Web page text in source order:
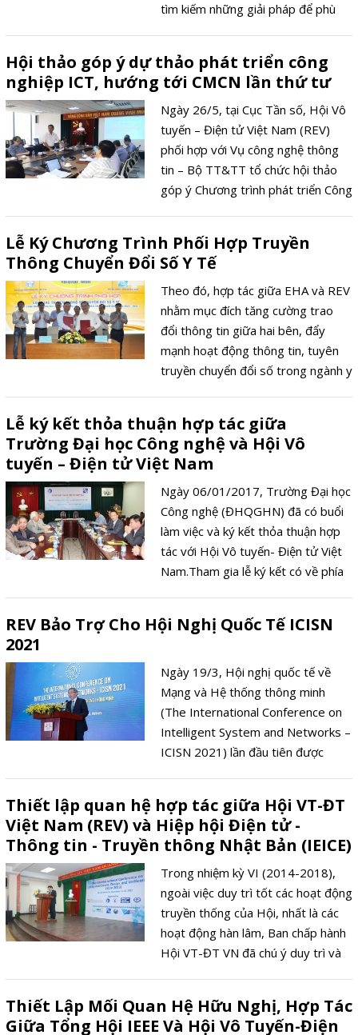
dựa trên sự thấu hiểu và những thế
cầu.
tìm kiếm những giải pháp để phù
lực đảm bảo được các yêu cầu của
thời đại.
Hội thảo góp ý dự thảo phát triển công
nghiệp ICT, hướng tới CMCN lần thứ tư
Ngày 26/5, tại Cục Tần số, Hội Vô
tuyến – Điện tử Việt Nam (REV)
phối hợp với Vụ công nghệ thông
tin – Bộ TT&TT tổ chức hội thảo
góp ý Chương trình phát triển Công
năm 2030, hướng tới cuộc cách
mạng công nghiệp lần thứ tư
(CMCN4).
Lễ Ký Chương Trình Phối Hợp Truyền
Thông Chuyển Đổi Số Y Tế
Theo đó, hợp tác giữa EHA và REV
nhằm mục đích tăng cường trao
đổi thông tin giữa hai bên, đẩy
mạnh hoạt động thông tin, tuyên
truyền chuyển đổi số trong ngành y
chức, viên chức và người lao động
trong toàn ngành y tế về vai trò, ý
nghĩa, lợi ích và các nội dung cơ bản
của chương trình chuyển đổi số y
tế.
Lễ ký kết thỏa thuận hợp tác giữa
Trường Đại học Công nghệ và Hội Vô
tuyến – Điện tử Việt Nam
Ngày 06/01/2017, Trường Đại học
Công nghệ (ĐHQGHN) đã có buổi
làm việc và ký kết thỏa thuận hợp
tác với Hội Vô tuyến- Điện tử Việt
Nam.Tham gia lễ ký kết có về phía
trưởng Nhà trường, PGS.TS. Chử
cùng ban chủ nhiệm và cán bộ khoa
ĐTVT. Về phíaHội có PGS.TS.
Nguyễn Ngọc Bình– Chủ tịch Hội;
GS.TSKH Nguyễn Hồng Vũ- Tổng
thư ký; GS.TSKH Phan Anh-
REV Bảo Trợ Cho Hội Nghị Quốc Tế ICISN
2021
Ngày 19/3, Hội nghị quốc tế về
Mạng và Hệ thống thông minh
(The International Conference on
Intelligent System and Networks –
ICISN 2021) lần đầu tiên được
bảo trợ của Hội vô tuyến – Điện tử
(REV). Sự kiện sẽ trở thành hoạt
động khoa học thường niên được
tổ chức hàng năm.
Thiết lập quan hệ hợp tác giữa Hội VT-ĐT
Việt Nam (REV) và Hiệp hội Điện tử -
Thông tin - Truyền thông Nhật Bản (IEICE)
Trong nhiệm kỳ VI (2014-2018),
ngoài việc duy trì tốt các hoạt động
truyền thống của Hội, nhất là các
hoạt động hàn lâm, Ban chấp hành
Hội VT-ĐT VN đã chú ý duy trì và
có quan hệ mật thiết với nhiều tổ
Thiết Lập Mối Quan Hệ Hữu Nghị, Hợp Tác
Giữa Tổng Hội IEEE Và Hội Vô Tuyến-Điện